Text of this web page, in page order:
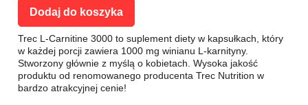
Dodaj do koszyka
Trec L-Carnitine 3000 to suplement diety w kapsułkach, który
w każdej porcji zawiera 1000 mg winianu L-karnityny.
Stworzony głównie z myślą o kobietach. Wysoka jakość
produktu od renomowanego producenta Trec Nutrition w
bardzo atrakcyjnej cenie!